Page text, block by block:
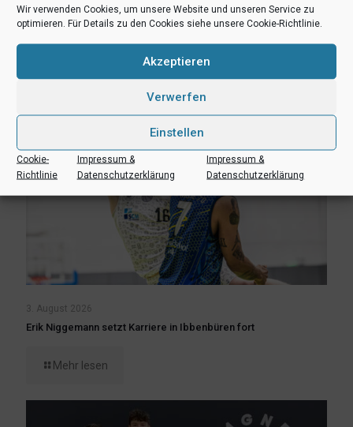
Wir verwenden Cookies, um unsere Website und unseren Service zu
optimieren. Für Details zu den Cookies siehe unsere Cookie-Richtlinie.
Akzeptieren
Verwerfen
Einstellen
Cookie-
Richtlinie
Impressum &
Datenschutzerklärung
Impressum &
Datenschutzerklärung
3. August 2026
Erik Niggemann setzt Karriere in Ibbenbüren fort
Mehr lesen